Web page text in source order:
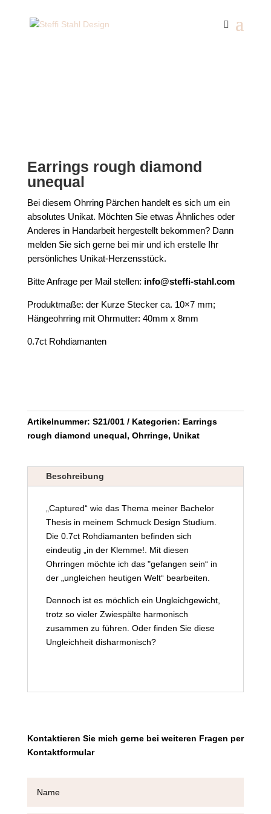
Earrings rough diamond
unequal
Bei diesem Ohrring Pärchen handelt es sich um ein
absolutes Unikat. Möchten Sie etwas Ähnliches oder
Anderes in Handarbeit hergestellt bekommen? Dann
melden Sie sich gerne bei mir und ich erstelle Ihr
persönliches Unikat-Herzensstück.
Bitte Anfrage per Mail stellen: info@steffi-stahl.com
Produktmaße: der Kurze Stecker ca. 10×7 mm;
Hängeohrring mit Ohrmutter: 40mm x 8mm
0.7ct Rohdiamanten
Artikelnummer: S21/001 Kategorien: Earrings
rough diamond unequal, Ohrringe, Unikat
Beschreibung
„Captured“ wie das Thema meiner Bachelor
Thesis in meinem Schmuck Design Studium.
Die 0.7ct Rohdiamanten befinden sich
eindeutig „in der Klemme!. Mit diesen
Ohrringen möchte ich das "gefangen sein“ in
der „ungleichen heutigen Welt“ bearbeiten.
Dennoch ist es möchlich ein Ungleichgewicht,
trotz so vieler Zwiespälte harmonisch
zusammen zu führen. Oder finden Sie diese
Ungleichheit disharmonisch?
Kontaktieren Sie mich gerne bei weiteren Fragen per
Kontaktformular